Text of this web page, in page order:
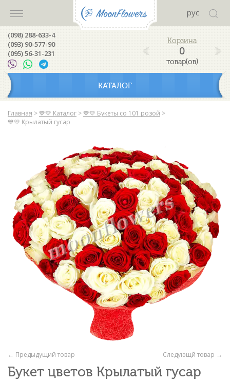
рус
(098) 288-633-4
(093) 90-577-90
(095) 56-31-231
0
товар(ов)
КАТАЛОГ
Главная > 💙💛 Каталог > 💙💛 Букеты со 101 розой >
💙💛 Крылатый гусар
Следующй товар →
← Предыдущий товар
Букет цветов Крылатый гусар